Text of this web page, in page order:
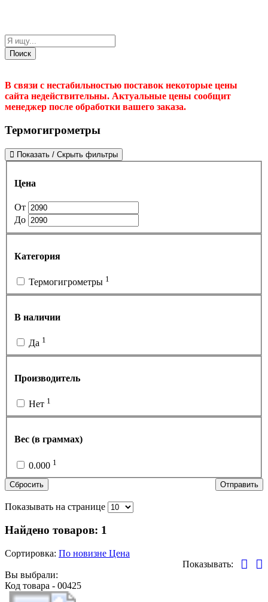
Поиск
В связи с нестабильностью поставок некоторые цены
сайта недействительны. Актуальные цены сообщит
менеджер после обработки вашего заказа.
Термогигрометры
Показать / Скрыть фильтры
Цена
От
До
Категория
Термогигрометры 1
В наличии
Да 1
Производитель
Нет 1
Вес (в граммах)
0.000 1
Сбросить Отправить
Показывать на странице
Найдено товаров: 1
Сортировка: По новизне Цена
Показывать:
Вы выбрали:
Код товара - 00425